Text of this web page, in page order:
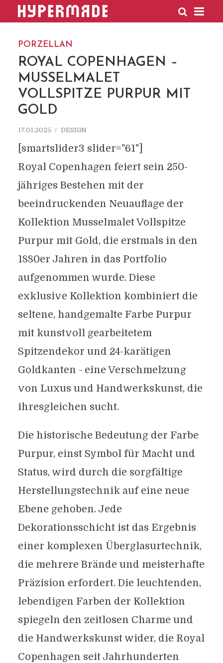
HYPERMADE
PORZELLAN
ROYAL COPENHAGEN –
MUSSELMALET
VOLLSPITZE PURPUR MIT
GOLD
17.01.2025 DESIGN
[smartslider3 slider="61"]
Royal Copenhagen feiert sein 250-
jähriges Bestehen mit der
beeindruckenden Neuauflage der
Kollektion Musselmalet Vollspitze
Purpur mit Gold, die erstmals in den
1880er Jahren in das Portfolio
aufgenommen wurde. Diese
exklusive Kollektion kombiniert die
seltene, handgemalte Farbe Purpur
mit kunstvoll gearbeitetem
Spitzendekor und 24-karätigen
Goldkanten - eine Verschmelzung
von Luxus und Handwerkskunst, die
ihresgleichen sucht.
Die historische Bedeutung der Farbe
Purpur, einst Symbol für Macht und
Status, wird durch die sorgfältige
Herstellungstechnik auf eine neue
Ebene gehoben. Jede
Dekorationsschicht ist das Ergebnis
einer komplexen Überglasurtechnik,
die mehrere Brände und meisterhafte
Präzision erfordert. Die leuchtenden,
lebendigen Farben der Kollektion
spiegeln den zeitlosen Charme und
die Handwerkskunst wider, die Royal
Copenhagen seit Jahrhunderten